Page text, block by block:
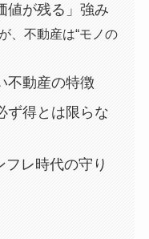
値が残る」強み
、不動産は“モノの
不動産の特徴
得とは限らな
レ時代の守り